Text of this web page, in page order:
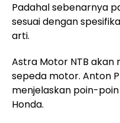
Padahal sebenarnya
sesuai dengan
arti.
Astra Motor NTB
sepeda motor. Anton
menjelaskan poin-
Honda.